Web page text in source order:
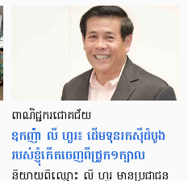
ពាណិជ្ជករជោគជ័យ
ឧកញ៉ា លី ហួរ៖ ដើមទុនរកស៊ីដំបូង
របស់ខ្ញុំកើតចេញពីជ្រូក១ក្បាល
និយាយ​ពី​ឈ្មោះ លី ហួរ មាន​ប្រជាជន​